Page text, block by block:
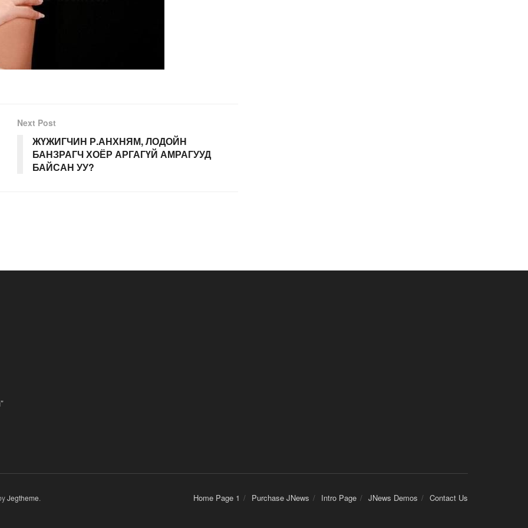
Next Post
ЖҮЖИГЧИН Р.АНХНЯМ, ЛОДОЙН
БАНЗРАГЧ ХОЁР АРГАГҮЙ АМРАГУУД
БАЙСАН УУ?
Home Page 1 Purchase JNews Intro Page JNews Demos Contact Us
Jegtheme.